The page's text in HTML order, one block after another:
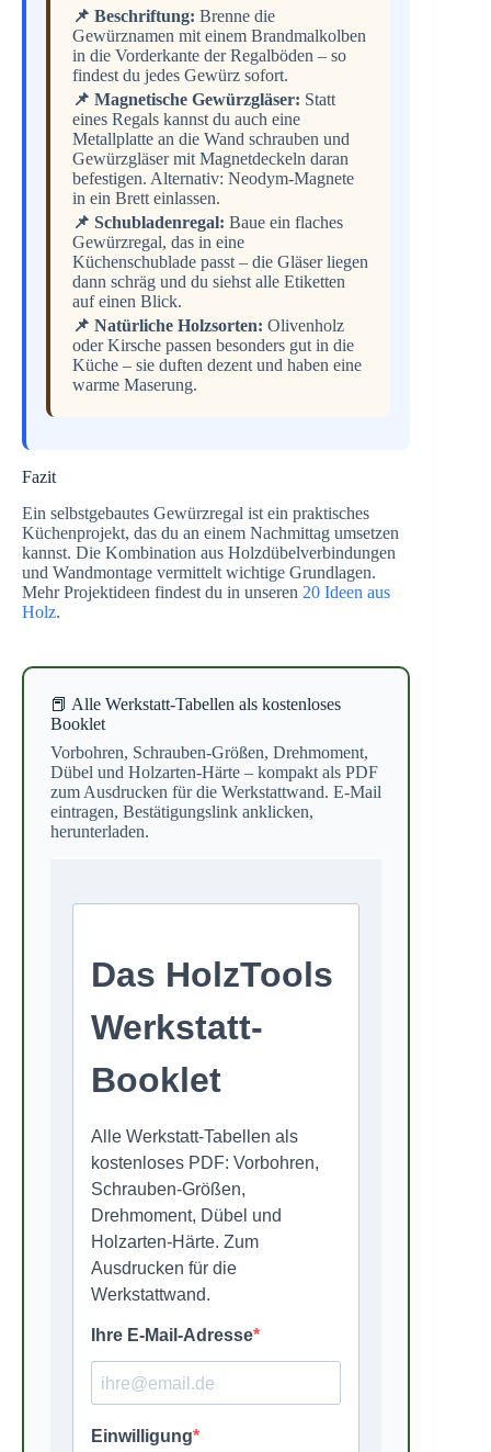
📌 Beschriftung: Brenne die
Gewürznamen mit einem Brandmalkolben
in die Vorderkante der Regalböden – so
findest du jedes Gewürz sofort.
📌 Magnetische Gewürzgläser: Statt
eines Regals kannst du auch eine
Metallplatte an die Wand schrauben und
Gewürzgläser mit Magnetdeckeln daran
befestigen. Alternativ: Neodym-Magnete
in ein Brett einlassen.
📌 Schubladenregal: Baue ein flaches
Gewürzregal, das in eine
Küchenschublade passt – die Gläser liegen
dann schräg und du siehst alle Etiketten
auf einen Blick.
📌 Natürliche Holzsorten: Olivenholz
oder Kirsche passen besonders gut in die
Küche – sie duften dezent und haben eine
warme Maserung.
Fazit
Ein selbstgebautes Gewürzregal ist ein praktisches
Küchenprojekt, das du an einem Nachmittag umsetzen
kannst. Die Kombination aus Holzdübelverbindungen
und Wandmontage vermittelt wichtige Grundlagen.
Mehr Projektideen findest du in unseren 20 Ideen aus
Holz.
📕 Alle Werkstatt-Tabellen als kostenloses
Booklet
Vorbohren, Schrauben-Größen, Drehmoment,
Dübel und Holzarten-Härte – kompakt als PDF
zum Ausdrucken für die Werkstattwand. E-Mail
eintragen, Bestätigungslink anklicken,
herunterladen.